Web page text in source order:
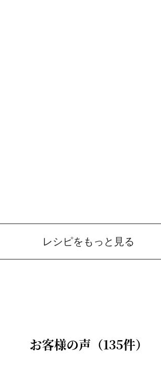
レシピをもっと見る
お客様の声（135件）